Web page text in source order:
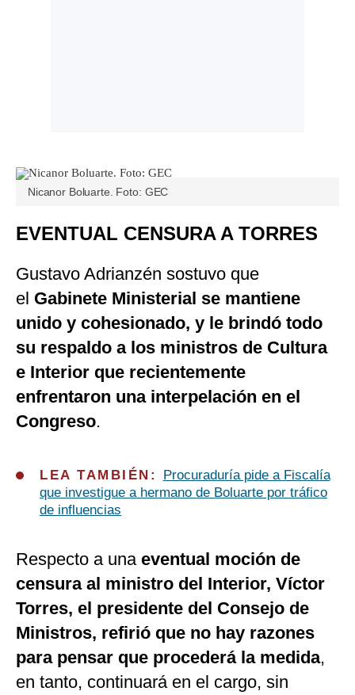
Nicanor Boluarte. Foto: GEC
EVENTUAL CENSURA A TORRES
Gustavo Adrianzén sostuvo que
el Gabinete Ministerial se mantiene
unido y cohesionado, y le brindó todo
su respaldo a los ministros de Cultura
e Interior que recientemente
enfrentaron una interpelación en el
Congreso.
LEA TAMBIÉN:
Procuraduría pide a Fiscalía
que investigue a hermano de Boluarte por tráfico
de influencias
Respecto a una eventual moción de
censura al ministro del Interior, Víctor
Torres, el presidente del Consejo de
Ministros, refirió que no hay razones
para pensar que procederá la medida,
en tanto, continuará en el cargo, sin